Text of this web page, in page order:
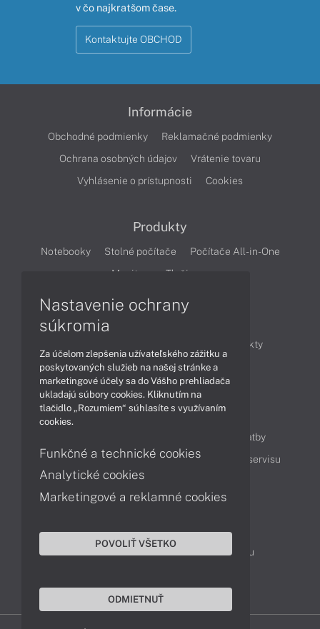
v čo najkratšom čase.
Kontaktujte OBCHOD
Informácie
Obchodné podmienky
Reklamačné podmienky
Ochrana osobných údajov
Vrátenie tovaru
Vyhlásenie o prístupnosti
Cookies
Produkty
Notebooky Stolné počítače
Počítače All-in-One
Monitory
Tlačiarne
Produkty
Technológie
Videá
Obsah
Možnosti doručenia a platby
Podpora a servis
Servisné služby Cenník servisu
Kontakty
043 4224 771
Obchodné oddelenie
Reklamácia tovaru
Nastavenie ochrany
súkromia
Za účelom zlepšenia užívateľského zážitku a
poskytovaných služieb na našej stránke a
marketingové účely sa do Vášho prehliadača
ukladajú súbory cookies. Kliknutím na
tlačidlo „Rozumiem“ súhlasíte s využívaním
cookies.
Funkčné a technické cookies
Analytické cookies
Marketingové a reklamné cookies
POVOLIŤ VŠETKO
ODMIETNUŤ